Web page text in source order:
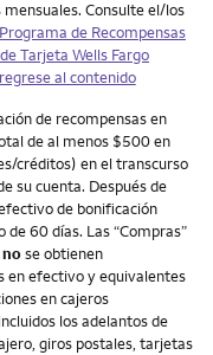
Consulte el/los
de Recompensas
Tarjeta Wells Fargo
al contenido
de recompensas en
de al menos $500 en
créditos) en el transcurso
su cuenta. Después de
de bonificación
60 días. Las “Compras”
nose obtienen
en efectivo y equivalentes
en cajeros
los adelantos de
giros postales, tarjetas